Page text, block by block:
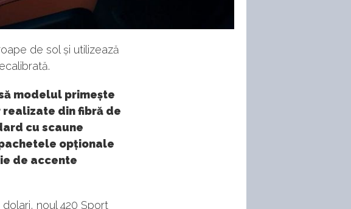
de sol și utilizează
modelul primește
din fibră de
cu scaune
opționale
de accente
noul 420 Sport